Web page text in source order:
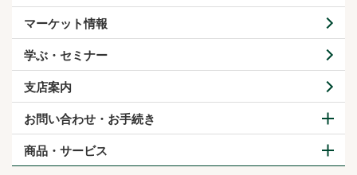
マーケット情報
学ぶ・セミナー
支店案内
お問い合わせ・お手続き
商品・サービス